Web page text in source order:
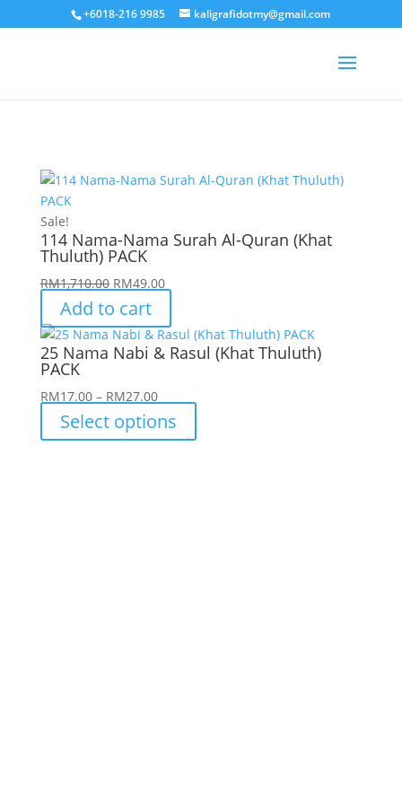
+6018-216 9985 kaligrafidotmy@gmail.com
Sale!
114 Nama-Nama Surah Al-Quran (Khat
Thuluth) PACK
RM1,710.00 Original
price
was:
RM1,710.00.
RM49.00Current
is:
RM49.00.
Add to cart
25 Nama Nabi & Rasul (Khat Thuluth)
PACK
RM17.00 – RM27.00Price
range:
RM17.00
Select options